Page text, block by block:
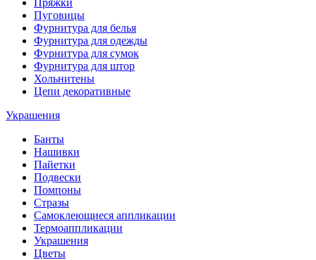
Пряжки
Пуговицы
Фурнитура для белья
Фурнитура для одежды
Фурнитура для сумок
Фурнитура для штор
Хольнитены
Цепи декоративные
Украшения
Банты
Нашивки
Пайетки
Подвески
Помпоны
Стразы
Самоклеющиеся аппликации
Термоаппликации
Украшения
Цветы